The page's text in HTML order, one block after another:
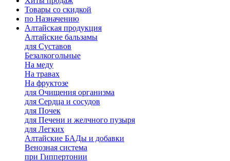
Товары со скидкой
по Назначению
Алтайская продукция
Алтайские бальзамы
для Суставов
Безалкогольные
На меду
На травах
На фруктозе
для Очищения организма
для Сердца и сосудов
для Почек
для Печени и желчного пузыря
для Легких
Алтайские БАДы и добавки
Венозная система
при Гиппертонии